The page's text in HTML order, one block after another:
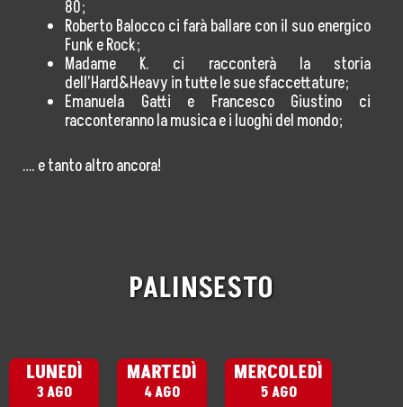
Contatta Ufficio Stampa
5×1000
80;
Roberto Balocco ci farà ballare con il suo energico
Funk e Rock;
Madame K. ci racconterà la storia
dell’Hard&Heavy in tutte le sue sfaccettature;
Emanuela Gatti e Francesco Giustino ci
racconteranno la musica e i luoghi del mondo;
…. e tanto altro ancora!
PALINSESTO
LUNEDÌ
3 AGO
MARTEDÌ
4 AGO
MERCOLEDÌ
5 AGO